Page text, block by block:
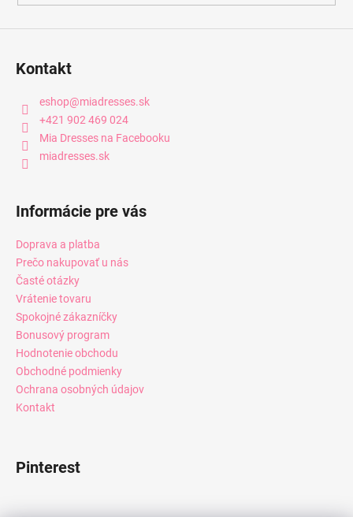
Kontakt
eshop@miadresses.sk
+421 902 469 024
Mia Dresses na Facebooku
miadresses.sk
Informácie pre vás
Doprava a platba
Prečo nakupovať u nás
Časté otázky
Vrátenie tovaru
Spokojné zákazníčky
Bonusový program
Hodnotenie obchodu
Obchodné podmienky
Ochrana osobných údajov
Kontakt
Pinterest